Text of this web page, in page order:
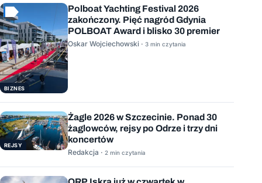
BIZNES
Polboat Yachting Festival 2026
zakończony. Pięć nagród Gdynia
POLBOAT Award i blisko 30 premier
Oskar Wojciechowski · 3 min czytania
REJSY
Żagle 2026 w Szczecinie. Ponad 30
żaglowców, rejsy po Odrze i trzy dni
koncertów
Redakcja · 2 min czytania